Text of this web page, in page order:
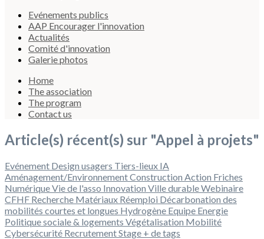
Evénements publics
AAP Encourager l'innovation
Actualités
Comité d'innovation
Galerie photos
Home
The association
The program
Contact us
Article(s) récent(s) sur "Appel à projets"
Evénement Design usagers Tiers-lieux IA
Aménagement/EnvironnementConstruction Action Friches
NumériqueVie de l'asso Innovation Ville durableWebinaire
CFHF Recherche Matériaux Réemploi Décarbonation des
mobilités courtes et longues Hydrogène Equipe Energie
Politique sociale & logements Végétalisation Mobilité
Cybersécurité RecrutementStage + de tags